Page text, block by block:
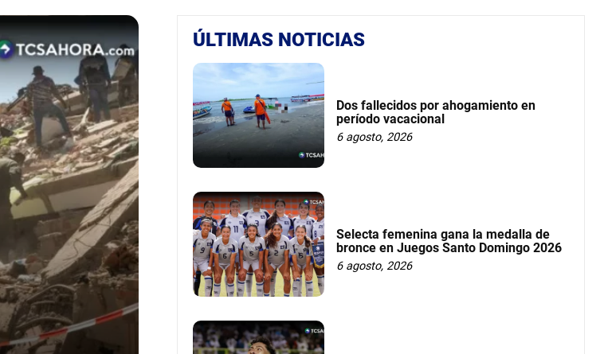
ÚLTIMAS NOTICIAS
Dos fallecidos por ahogamiento en
período vacacional
6 agosto, 2026
Selecta femenina gana la medalla de
bronce en Juegos Santo Domingo 2026
6 agosto, 2026